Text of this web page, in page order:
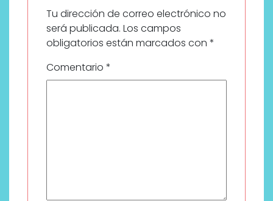
Tu dirección de correo electrónico no
será publicada. Los campos
obligatorios están marcados con *
Comentario *